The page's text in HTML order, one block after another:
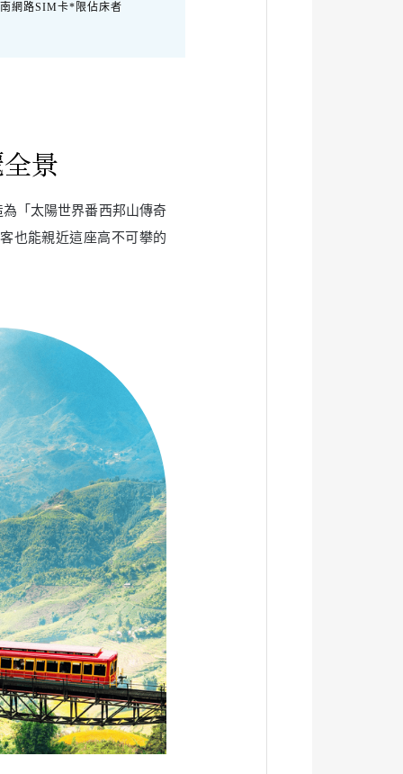
網路SIM卡*限佔床者
景
「太陽世界番西邦山傳奇
也能親近這座高不可攀的